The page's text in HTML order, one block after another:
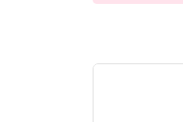
Ga